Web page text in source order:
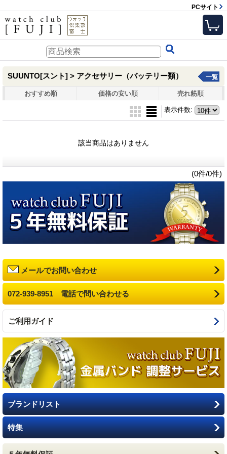
PCサイト
SUUNTO[スント] > アクセサリー（バッテリー類） 一覧
おすすめ順 価格の安い順 売れ筋順
表示件数:
該当商品はありません
(0件/0件)
メールでお問い合わせ
072-939-8951 電話で問い合わせる
ご利用ガイド
ブランドリスト
特集